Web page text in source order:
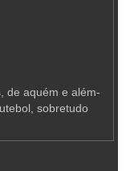
de aquém e além-
sobretudo